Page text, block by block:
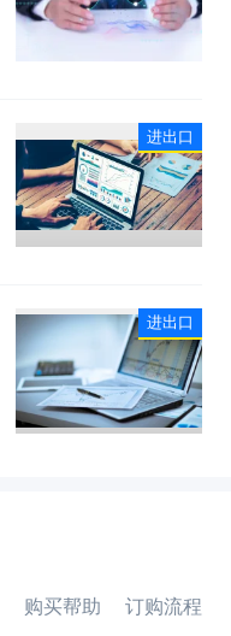
进出口
进出口
购买帮助 订购流程